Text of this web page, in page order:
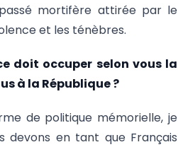
mortifère attirée par le
et les ténèbres.
doit occuper selon vous la
à la République ?
de politique mémorielle, je
devons en tant que Français